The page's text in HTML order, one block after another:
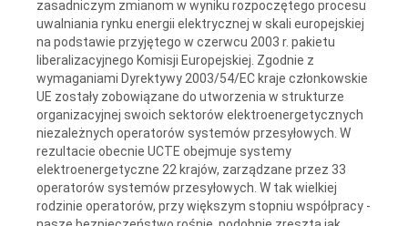
zasadniczym zmianom w wyniku rozpoczętego procesu
uwalniania rynku energii elektrycznej w skali europejskiej
na podstawie przyjętego w czerwcu 2003 r. pakietu
liberalizacyjnego Komisji Europejskiej. Zgodnie z
wymaganiami Dyrektywy 2003/54/EC kraje członkowskie
UE zostały zobowiązane do utworzenia w strukturze
organizacyjnej swoich sektorów elektroenergetycznych
niezależnych operatorów systemów przesyłowych. W
rezultacie obecnie UCTE obejmuje systemy
elektroenergetyczne 22 krajów, zarządzane przez 33
operatorów systemów przesyłowych. W tak wielkiej
rodzinie operatorów, przy większym stopniu współpracy -